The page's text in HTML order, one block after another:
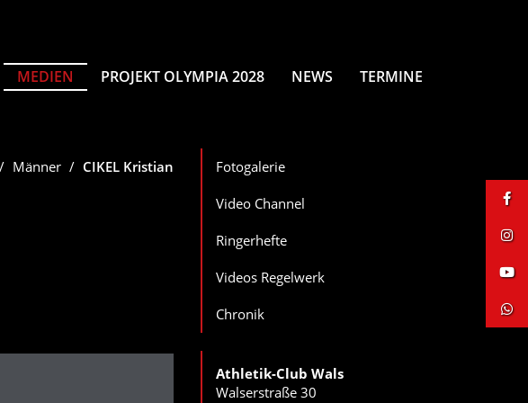
MEDIEN PROJEKT OLYMPIA 2028 NEWS TERMINE
Männer CIKEL Kristian Fotogalerie
Video Channel
Ringerhefte
Videos Regelwerk
Chronik
Athletik-Club Wals
Walserstraße 30